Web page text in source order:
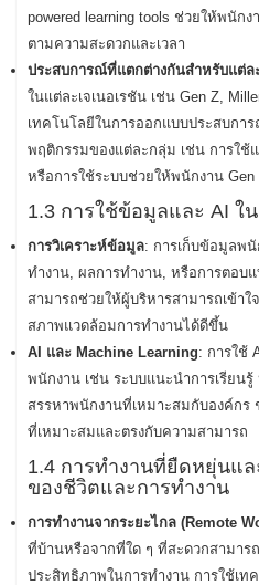
powered learning tools ช่วยให้พนั
ตามความสะดวกและเวลา
ประสบการณ์ที่แตกต่างกันสำหรับแต่ล
ในแต่ละเจเนอเรชัน เช่น Gen Z,
เทคโนโลยีในการออกแบบประสบกา
พฤติกรรมของแต่ละกลุ่ม เช่น การใช้
หรือการใช้ระบบช่วยให้พนักงาน
1.3 การใช้ข้อมูลและ AI ใ
การวิเคราะห์ข้อมูล: การเก็บข้อมูลพ
ทำงาน, ผลการทำงาน, หรือการตอบ
สามารถช่วยให้ผู้บริหารสามารถเข้า
สภาพแวดล้อมการทำงานได้ดีขึ้น
AI และ Machine Learning: การใช้
พนักงาน เช่น ระบบแนะนำการเรียน
สรรหาพนักงานที่เหมาะสมกับองค์ก
ที่เหมาะสมและตรงกับความสามารถ
1.4 การทำงานที่ยืดหยุ่นแ
ของชีวิตและการทำงาน
การทำงานจากระยะไกล (Remote
ที่บ้านหรือจากที่ใด ๆ ที่สะดวกสามาร
ประสิทธิภาพในการทำงาน การใช้เท